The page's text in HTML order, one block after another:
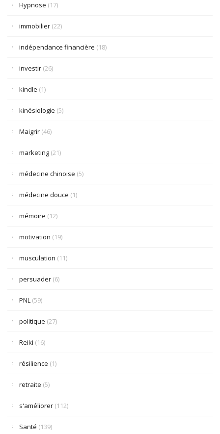
Hypnose (17)
immobilier (22)
indépendance financière (18)
investir (26)
kindle (1)
kinésiologie (5)
Maigrir (46)
marketing (21)
médecine chinoise (5)
médecine douce (1)
mémoire (12)
motivation (19)
musculation (11)
persuader (6)
PNL (59)
politique (27)
Reiki (16)
résilience (1)
retraite (5)
s'améliorer (112)
Santé (139)